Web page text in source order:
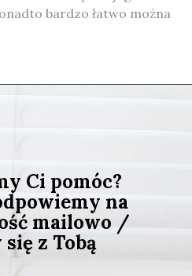
bardzo łatwo można
Ci pomóc?
na
mailowo /
z Tobą